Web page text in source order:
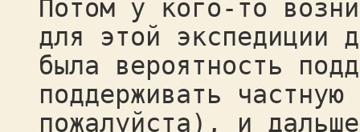
Потом у кого-то
для этой экспедиции
была вероятность
поддерживать
пожалуйста), и